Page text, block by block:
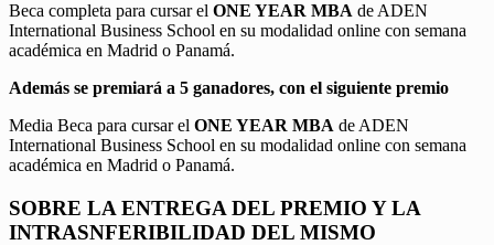
Beca completa para cursar el ONE YEAR MBA de ADEN
International Business School en su modalidad online con semana
académica en Madrid o Panamá.
Además se premiará a 5 ganadores, con el siguiente premio
Media Beca para cursar el ONE YEAR MBA de ADEN
International Business School en su modalidad online con semana
académica en Madrid o Panamá.
SOBRE LA ENTREGA DEL PREMIO Y LA
INTRASNFERIBILIDAD DEL MISMO